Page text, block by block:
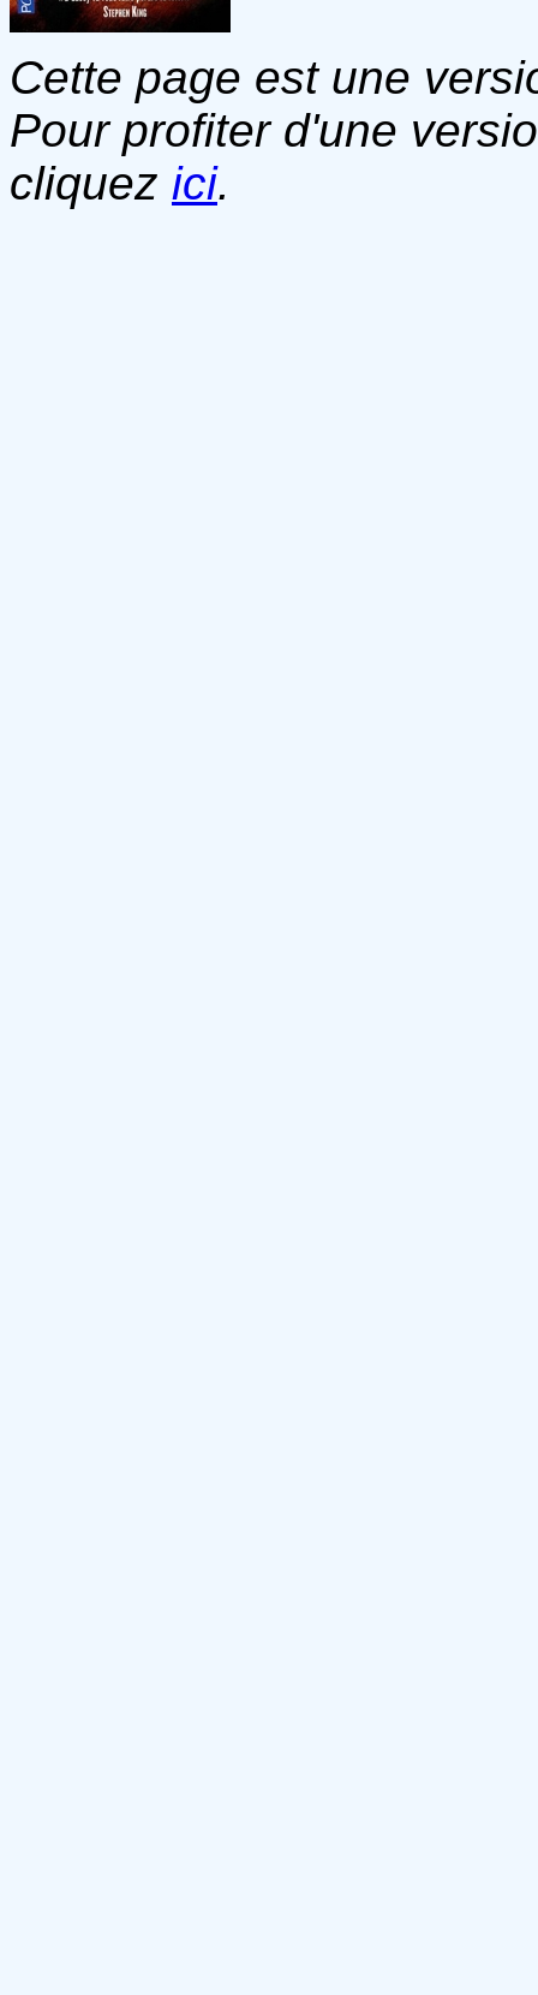
Cette page est une
Pour profiter d'une
cliquez ici.